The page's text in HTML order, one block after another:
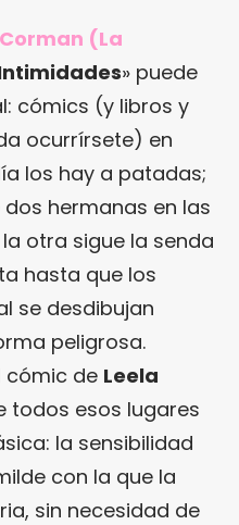
Corman (La
» puede
cómics (y libros y
ocurrírsete) en
los hay a patadas;
hermanas en las
otra sigue la senda
hasta que los
se desdibujan
peligrosa.
cómic de Leela
todos esos lugares
la sensibilidad
con la que la
sin necesidad de